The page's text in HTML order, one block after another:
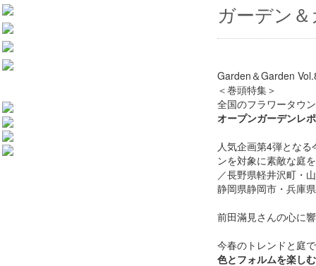
ガーデン
Garden＆Garden
＜巻頭特集＞
全国のフラワータウ
オープンガーデンレ
人気企画第4弾とな
ンを対象に素敵な庭
／長野県軽井沢町・
静岡県静岡市・兵庫
前田滿見さんの心に
今春のトレンドと庭
色とフォルムを楽し